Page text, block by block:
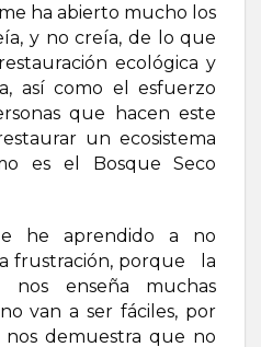
ha abierto mucho los
y no creía, de lo que
ecológica y
así como el esfuerzo
que hacen este
un ecosistema
es el Bosque Seco
he aprendido a no
frustración, porque la
nos enseña muchas
van a ser fáciles, por
demuestra que no